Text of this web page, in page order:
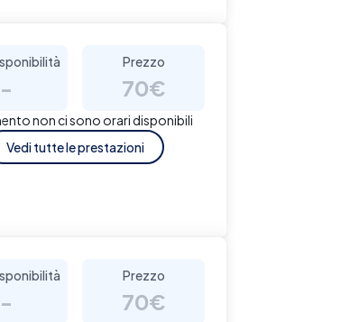
-
Prezzo
70€
non ci sono orari disponibili
Vedi tutte le prestazioni
-
Prezzo
70€